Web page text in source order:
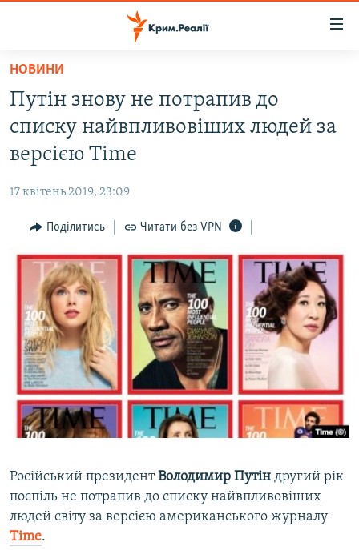
Перейти
основного
матеріалу
Перейти
до
основної
Перейти
пошуку
ВОДА.КРИМ
ВІДЕО ТА ФОТО
БЛОГИ
ПОГЛЯД
ІНТЕРВ'Ю
ВСЕ ЗА ДЕНЬ
СПЕЦПРОЕКТИ
ДЕПОРТАЦІЯ
ВІДЕОУРОКИ «ELIFBE»
СВІДЧЕННЯ ОКУПАЦІЇ
УКРАЇНСЬКА ПРОБЛЕМА КРИМУ
ЯК ОБІЙТИ БЛОКУВАННЯ
Русский
Qırımtatar
Усі сайти RFE/RL
НОВИНИ
Путін знову не потрапив до
списку найвпливовіших людей за
версією Time
17 квітень 2019, 23:09
Поділитись Читати без VPN
Російський президентВолодимир Путін другий рік
поспіль не потрапив до списку найвпливовіших
людей світу за версією американського журналу
Time.